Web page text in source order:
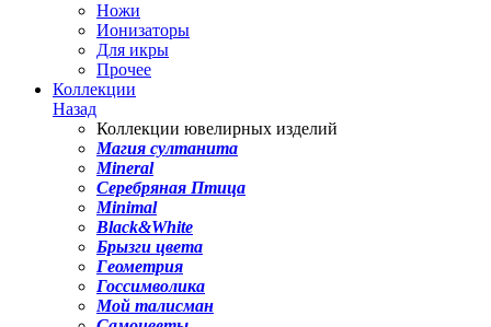
Ножи
Ионизаторы
Для икры
Прочее
Коллекции
Назад
Коллекции ювелирных изделий
Магия султанита
Mineral
Серебряная Птица
Minimal
Black&White
Брызги цвета
Геометрия
Госсимволика
Мой талисман